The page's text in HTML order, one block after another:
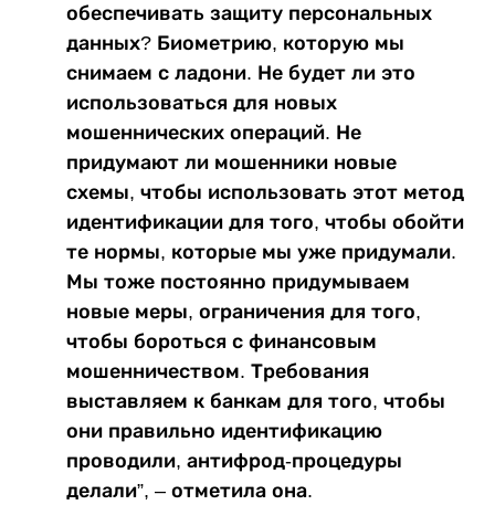
обеспечивать защиту персональных
данных? Биометрию, которую мы
снимаем с ладони. Не будет ли это
использоваться для новых
мошеннических операций. Не
придумают ли мошенники новые
схемы, чтобы использовать этот метод
идентификации для того, чтобы обойти
те нормы, которые мы уже придумали.
Мы тоже постоянно придумываем
новые меры, ограничения для того,
чтобы бороться с финансовым
мошенничеством. Требования
выставляем к банкам для того, чтобы
они правильно идентификацию
проводили, антифрод-процедуры
делали”, – отметила она.